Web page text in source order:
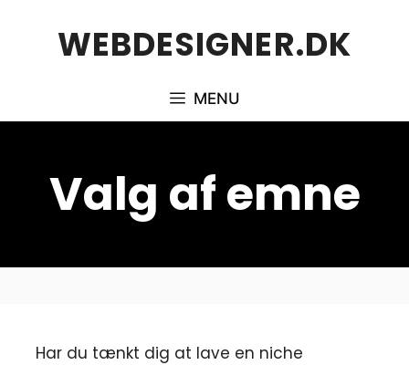
WEBDESIGNER.DK
MENU
Valg af emne
Har du tænkt dig at lave en niche